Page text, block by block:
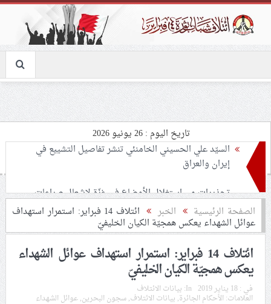
تاريخ اليوم : 26 يونيو 2026
تحذيرات من استغلال الأوضاع في غزّة لإشعال صراعات
داخليّة تخدم الاحتلال
ملفّ إنسانيّ مؤلم.. الأسيرات الفلسطينيّات بين القمع
والإهمال الطبي
55 مأتمًا وحسينيّة يعترضون على الإجراءات القمعيّة للنظام
في موسم عاشوراء
الصفحة الرئيسية الخبر ائتلاف 14 فبراير: استمرار استهداف
عوائل الشهداء يعكس همجيّة الكيان الخليفيّ
ائتلاف 14 فبراير: استمرار استهداف عوائل الشهداء
يعكس همجيّة الكيان الخليفيّ
في :18 يناير 2019 In: بيانات الائتلاف
العلامات: الأحكام الجائرة, بيانات الائتلاف,سجون البحرين,عوائل الشهداء